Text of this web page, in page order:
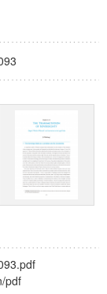
成熟社会発展のサ
pdf